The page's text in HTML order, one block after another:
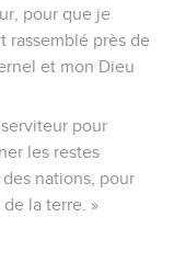
pour que je
rassemblé près de
et mon Dieu
pour
les restes
nations, pour
la terre. »